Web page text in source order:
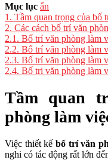
Mục lục ẩn
1. Tầm quan trọng của bố
2. Các cách bố trí văn
2.1. Bố trí văn phòng làm
2.2. Bố trí văn phòng làm
2.3. Bố trí văn phòng làm
2.4. Bố tri văn phòng làm
Tầm quan
phòng làm
Việc thiết kế bố trí văn
nghi có tác động rất lớn